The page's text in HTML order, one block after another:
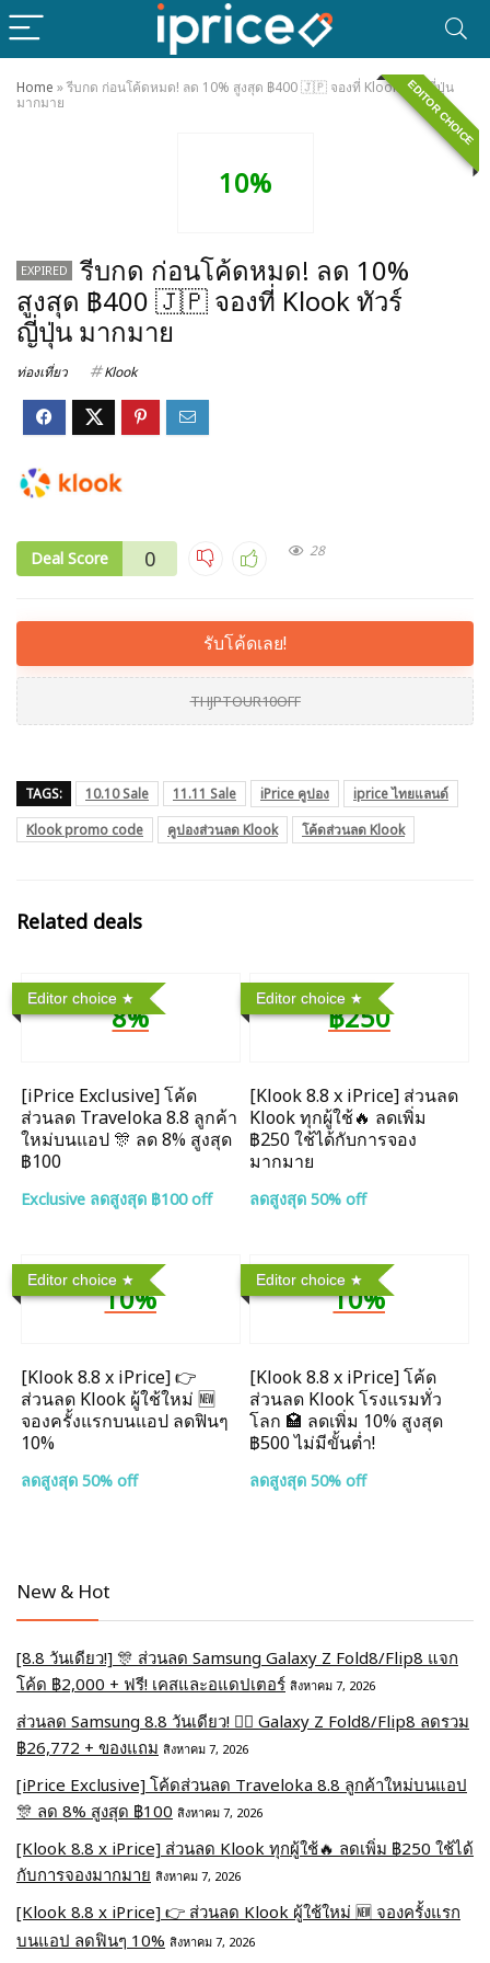
Home »รีบกด ก่อนโค้ดหมด! ลด 10% สูงสุด ฿400 🇯🇵 จองที่ Klook ทัวร์ญี่ปุ่น
มากมาย
EDITOR CHOICE
10%
EXPIRED
รีบกด ก่อนโค้ดหมด! ลด 10%
สูงสุด ฿400 🇯🇵 จองที่ Klook ทัวร์
ญี่ปุ่น มากมาย
ท่องเที่ยว Klook
Deal Score 0 28
รับโค้ดเลย!
THJPTOUR10OFF
TAGS: 10.10 Sale 11.11 Sale iPrice คูปอง
iprice ไทยแลนด์
Klook promo code
คูปองส่วนลด Klook โค้ดส่วนลด Klook
Related deals
Editor choice
8%
[iPrice Exclusive] โค้ด
ส่วนลด Traveloka 8.8 ลูกค้า
ใหม่บนแอป 🎊 ลด 8% สูงสุด​
฿100
Exclusive ลดสูงสุด ฿100 off
Editor choice
฿250
[Klook 8.8 x iPrice] ส่วนลด
Klook ทุกผู้ใช้🔥 ลดเพิ่ม
฿250 ใช้ได้กับการจอง
มากมาย
ลดสูงสุด 50% off
Editor choice
10%
[Klook 8.8 x iPrice] 👉
ส่วนลด Klook ผู้ใช้ใหม่ 🆕
จองครั้งแรกบนแอป ลดฟินๆ
10%
ลดสูงสุด 50% off
Editor choice
10%
[Klook 8.8 x iPrice] โค้ด
ส่วนลด Klook โรงแรมทั่ว
โลก 🏩 ลดเพิ่ม 10% สูงสุด
฿500 ไม่มีขั้นต่ำ!
ลดสูงสุด 50% off
New & Hot
[8.8 วันเดียว!] 🎊 ส่วนลด Samsung Galaxy Z Fold8/Flip8 แจก
โค้ด ฿2,000 + ฟรี! เคสและอแดปเตอร์ สิงหาคม 7, 2026
ส่วนลด Samsung 8.8 วันเดียว! ❤️‍🔥 Galaxy Z Fold8/Flip8 ลดรวม
฿26,772 + ของแถม สิงหาคม 7, 2026
[iPrice Exclusive] โค้ดส่วนลด Traveloka 8.8 ลูกค้าใหม่บนแอป
🎊 ลด 8% สูงสุด​ ฿100 สิงหาคม 7, 2026
[Klook 8.8 x iPrice] ส่วนลด Klook ทุกผู้ใช้🔥 ลดเพิ่ม ฿250 ใช้ได้
กับการจองมากมาย สิงหาคม 7, 2026
[Klook 8.8 x iPrice] 👉 ส่วนลด Klook ผู้ใช้ใหม่ 🆕 จองครั้งแรก
บนแอป ลดฟินๆ 10% สิงหาคม 7, 2026